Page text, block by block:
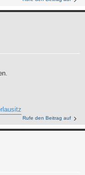
Rufe den Beitrag auf